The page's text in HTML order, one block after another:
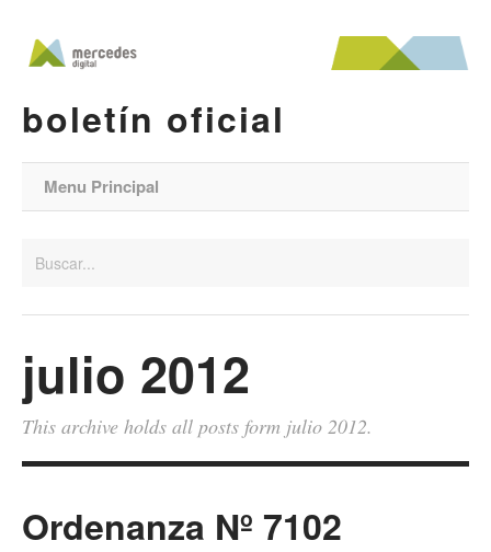
boletín oficial
Menu Principal
julio 2012
This archive holds all posts form julio 2012.
Ordenanza Nº 7102